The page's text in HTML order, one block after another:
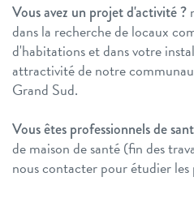
Vous avez un projet d'activité ?
dans la recherche de locaux
d'habitations et dans votre
attractivité de notre
Grand Sud.
Vous êtes professionnels de
de maison de santé (fin des
nous contacter pour étudier